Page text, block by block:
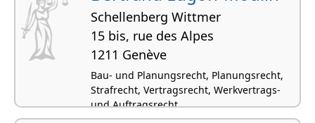
Schellenberg Wittmer
15 bis, rue des Alpes
1211 Genève
Bau- und Planungsrecht, Planungsrecht,
Strafrecht, Vertragsrecht, Werkvertrags-
und Auftragsrecht